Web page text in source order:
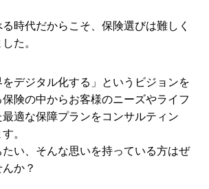
時代だからこそ、保険選びは難しく
た。
デジタル化する」というビジョンを
険の中からお客様のニーズやライフ
適な保障プランをコンサルティン
。
い、そんな思いを持っている方はぜ
か？